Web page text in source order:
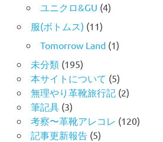
ユニクロ&GU (4)
服(ボトムス) (11)
Tomorrow Land(1)
未分類(195)
本サイトについて (5)
無理やり革靴旅行記 (2)
筆記具(3)
考察〜革靴アレコレ (120)
記事更新報告(5)